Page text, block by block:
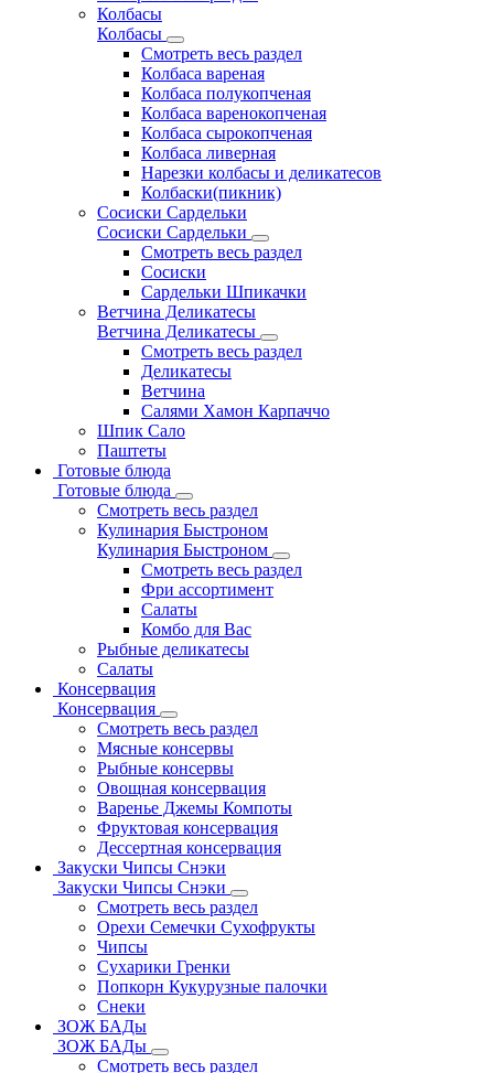
Колбасы
Колбасы
Смотреть весь раздел
Колбаса вареная
Колбаса полукопченая
Колбаса варенокопченая
Колбаса сырокопченая
Колбаса ливерная
Нарезки колбасы и деликатесов
Колбаски(пикник)
Сосиски Сардельки
Сосиски Сардельки
Смотреть весь раздел
Сосиски
Сардельки Шпикачки
Ветчина Деликатесы
Ветчина Деликатесы
Смотреть весь раздел
Деликатесы
Ветчина
Салями Хамон Карпаччо
Шпик Сало
Паштеты
Готовые блюда
Готовые блюда
Смотреть весь раздел
Кулинария Быстроном
Кулинария Быстроном
Смотреть весь раздел
Фри ассортимент
Салаты
Комбо для Вас
Рыбные деликатесы
Салаты
Консервация
Консервация
Смотреть весь раздел
Мясные консервы
Рыбные консервы
Овощная консервация
Варенье Джемы Компоты
Фруктовая консервация
Дессертная консервация
Закуски Чипсы Снэки
Закуски Чипсы Снэки
Смотреть весь раздел
Орехи Семечки Сухофрукты
Чипсы
Сухарики Гренки
Попкорн Кукурузные палочки
Снеки
ЗОЖ БАДы
ЗОЖ БАДы
Смотреть весь раздел